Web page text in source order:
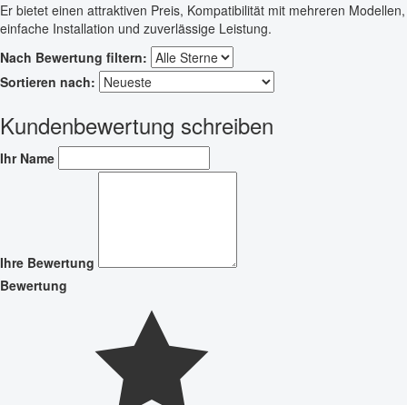
Er bietet einen attraktiven Preis, Kompatibilität mit mehreren Modellen,
einfache Installation und zuverlässige Leistung.
Nach Bewertung filtern:
Sortieren nach:
Kundenbewertung schreiben
Ihr Name
Ihre Bewertung
Bewertung